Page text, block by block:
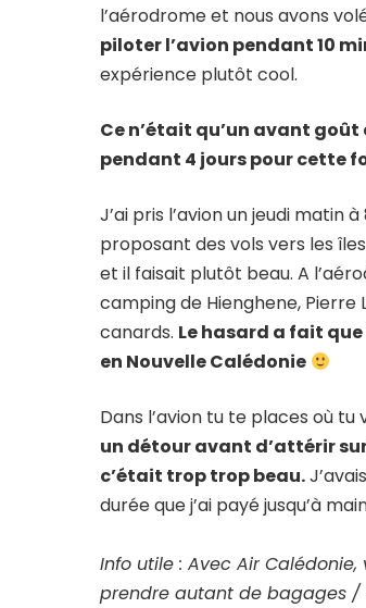
l’aérodrome et nous avons
piloter l’avion pendant 10
expérience plutôt cool.
Ce n’était qu’un avant goût
pendant 4 jours pour cette
J’ai pris l’avion un jeudi
proposant des vols vers les
et il faisait plutôt beau. A
camping de Hienghene, Pierre
canards. Le hasard a fait
en Nouvelle Calédonie
Dans l’avion tu te places où
un détour avant d’attérir
c’était trop trop beau.
durée que j’ai payé jusqu’à
Info utile : Avec Air
prendre autant de bagages /